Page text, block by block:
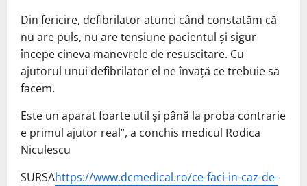
Din fericire, defibrilator atunci când constatăm că
nu are puls, nu are tensiune pacientul și sigur
începe cineva manevrele de resuscitare. Cu
ajutorul unui defibrilator el ne învață ce trebuie să
facem.
Este un aparat foarte util și până la proba contrarie
e primul ajutor real”, a conchis medicul Rodica
Niculescu
SURSAhttps://www.dcmedical.ro/ce-faci-in-caz-de-